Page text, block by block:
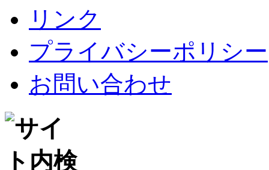
リンク
プライバシーポリシー
お問い合わせ